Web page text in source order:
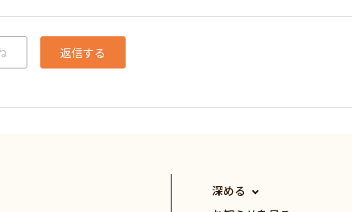
返信する
深める